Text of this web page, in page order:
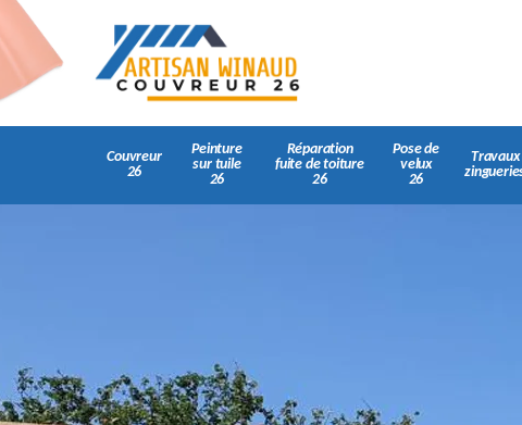
Couvreur
26
Peinture
sur tuile
26
Réparation
fuite de toiture
26
Pose de
velux
26
Travaux